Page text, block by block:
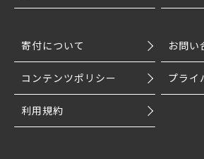
寄付について お問い
コンテンツポリシー プライ
利用規約